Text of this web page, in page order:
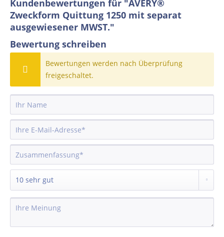
Kundenbewertungen für "AVERY®
Zweckform Quittung 1250 mit separat
ausgewiesener MWST."
Bewertung schreiben
Bewertungen werden nach Überprüfung
freigeschaltet.